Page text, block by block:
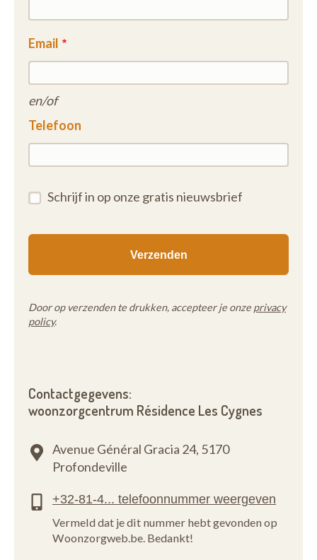
Email
en/of
Telefoon
Schrijf in op onze gratis nieuwsbrief
Door op verzenden te drukken, accepteer je onze privacy
policy.
Contactgegevens:
woonzorgcentrum Résidence Les Cygnes
Avenue Général Gracia 24, 5170
Profondeville
Vermeld dat je dit nummer hebt gevonden op
Woonzorgweb.be. Bedankt!